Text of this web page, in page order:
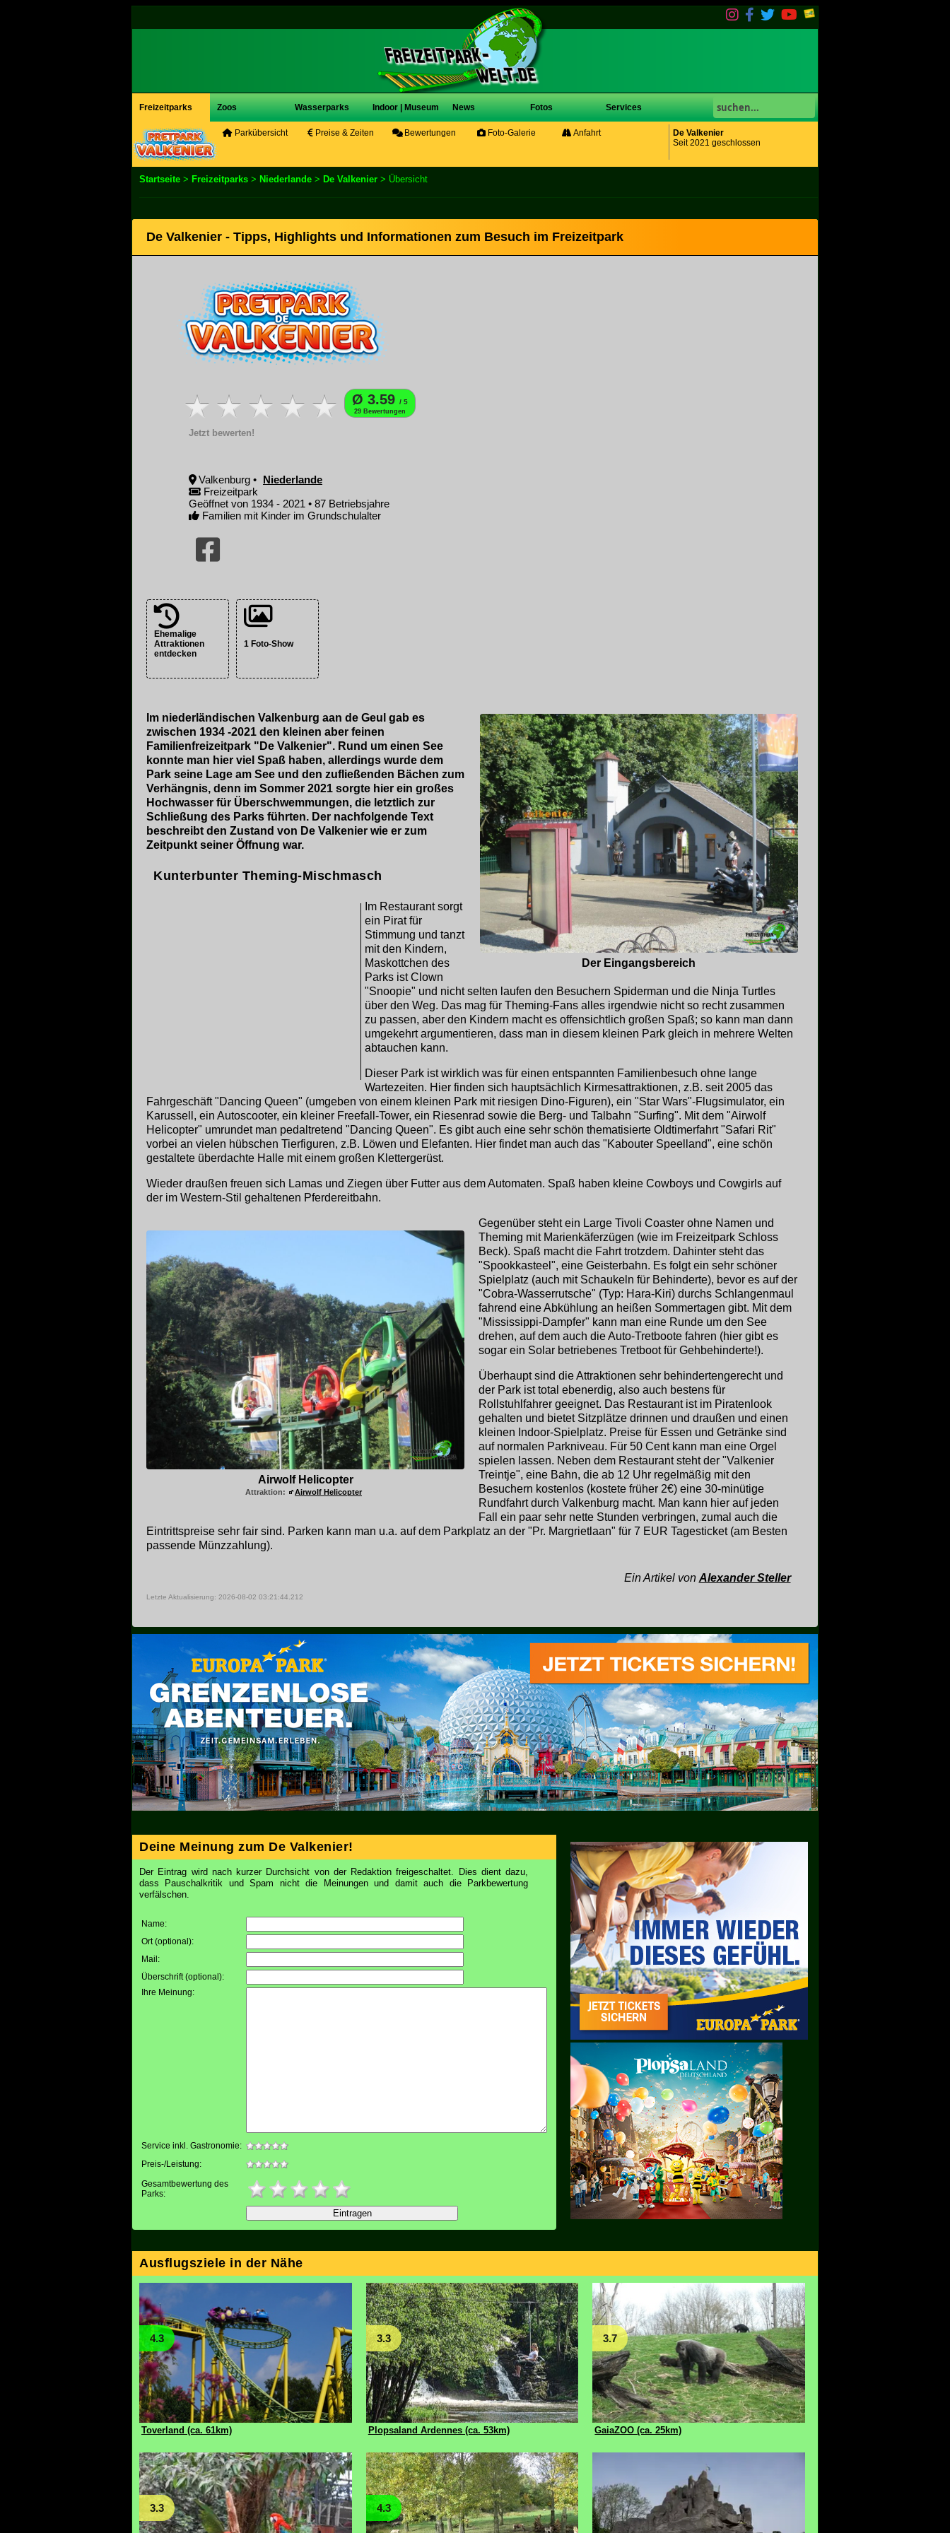
Freizeitparks Zoos Wasserparks Indoor | Museum News Fotos Services
De Valkenier
Seit 2021 geschlossen
Parkübersicht Preise & Zeiten Bewertungen Foto-Galerie Anfahrt
Startseite > Freizeitparks > Niederlande > De Valkenier > Übersicht
De Valkenier - Tipps, Highlights und Informationen zum Besuch im Freizeitpark
Ø 3.59 / 5
29 Bewertungen
Jetzt bewerten!
Valkenburg • Niederlande
Freizeitpark
Geöffnet von 1934 - 2021 • 87 Betriebsjahre
Familien mit Kinder im Grundschulalter
Ehemalige
Attraktionen
entdecken
1 Foto-Show
Der Eingangsbereich
Im niederländischen Valkenburg aan de Geul gab es
zwischen 1934 -2021 den kleinen aber feinen
Familienfreizeitpark "De Valkenier". Rund um einen See
konnte man hier viel Spaß haben, allerdings wurde dem
Park seine Lage am See und den zufließenden Bächen zum
Verhängnis, denn im Sommer 2021 sorgte hier ein großes
Hochwasser für Überschwemmungen, die letztlich zur
Schließung des Parks führten. Der nachfolgende Text
beschreibt den Zustand von De Valkenier wie er zum
Zeitpunkt seiner Öffnung war.
Kunterbunter Theming-Mischmasch
Im Restaurant sorgt
ein Pirat für
Stimmung und tanzt
mit den Kindern,
Maskottchen des
Parks ist Clown
"Snoopie" und nicht selten laufen den Besuchern Spiderman und die Ninja Turtles
über den Weg. Das mag für Theming-Fans alles irgendwie nicht so recht zusammen
zu passen, aber den Kindern macht es offensichtlich großen Spaß; so kann man dann
umgekehrt argumentieren, dass man in diesem kleinen Park gleich in mehrere Welten
abtauchen kann.
Dieser Park ist wirklich was für einen entspannten Familienbesuch ohne lange
Wartezeiten. Hier finden sich hauptsächlich Kirmesattraktionen, z.B. seit 2005 das
Fahrgeschäft "Dancing Queen" (umgeben von einem kleinen Park mit riesigen Dino-Figuren), ein "Star Wars"-Flugsimulator, ein
Karussell, ein Autoscooter, ein kleiner Freefall-Tower, ein Riesenrad sowie die Berg- und Talbahn "Surfing". Mit dem "Airwolf
Helicopter" umrundet man pedaltretend "Dancing Queen". Es gibt auch eine sehr schön thematisierte Oldtimerfahrt "Safari Rit"
vorbei an vielen hübschen Tierfiguren, z.B. Löwen und Elefanten. Hier findet man auch das "Kabouter Speelland", eine schön
gestaltete überdachte Halle mit einem großen Klettergerüst.
Wieder draußen freuen sich Lamas und Ziegen über Futter aus dem Automaten. Spaß haben kleine Cowboys und Cowgirls auf
der im Western-Stil gehaltenen Pferdereitbahn.
Airwolf Helicopter
Attraktion: Airwolf Helicopter
Gegenüber steht ein Large Tivoli Coaster ohne Namen und
Theming mit Marienkäferzügen (wie im Freizeitpark Schloss
Beck). Spaß macht die Fahrt trotzdem. Dahinter steht das
"Spookkasteel", eine Geisterbahn. Es folgt ein sehr schöner
Spielplatz (auch mit Schaukeln für Behinderte), bevor es auf der
"Cobra-Wasserrutsche" (Typ: Hara-Kiri) durchs Schlangenmaul
fahrend eine Abkühlung an heißen Sommertagen gibt. Mit dem
"Mississippi-Dampfer" kann man eine Runde um den See
drehen, auf dem auch die Auto-Tretboote fahren (hier gibt es
sogar ein Solar betriebenes Tretboot für Gehbehinderte!).
Überhaupt sind die Attraktionen sehr behindertengerecht und
der Park ist total ebenerdig, also auch bestens für
Rollstuhlfahrer geeignet. Das Restaurant ist im Piratenlook
gehalten und bietet Sitzplätze drinnen und draußen und einen
kleinen Indoor-Spielplatz. Preise für Essen und Getränke sind
auf normalen Parkniveau. Für 50 Cent kann man eine Orgel
spielen lassen. Neben dem Restaurant steht der "Valkenier
Treintje", eine Bahn, die ab 12 Uhr regelmäßig mit den
Besuchern kostenlos (kostete früher 2€) eine 30-minütige
Rundfahrt durch Valkenburg macht. Man kann hier auf jeden
Fall ein paar sehr nette Stunden verbringen, zumal auch die
Eintrittspreise sehr fair sind. Parken kann man u.a. auf dem Parkplatz an der "Pr. Margrietlaan" für 7 EUR Tagesticket (am Besten
passende Münzzahlung).
Ein Artikel von Alexander Steller
Letzte Aktualisierung: 2026-08-02 03:21:44.212
Deine Meinung zum De Valkenier!
Der Eintrag wird nach kurzer Durchsicht von der Redaktion freigeschaltet. Dies dient dazu,
dass Pauschalkritik und Spam nicht die Meinungen und damit auch die Parkbewertung
verfälschen.
Name:
Ort (optional):
Mail :
Überschrift (optional):
Ihre Meinung:
Service inkl. Gastronomie:
Preis-/Leistung:
Gesamtbewertung des
Parks:
Ausflugsziele in der Nähe
4.3
Toverland (ca. 61km)
3.3
Plopsaland Ardennes (ca. 53km)
3.7
GaiaZOO (ca. 25km)
3.3 4.3